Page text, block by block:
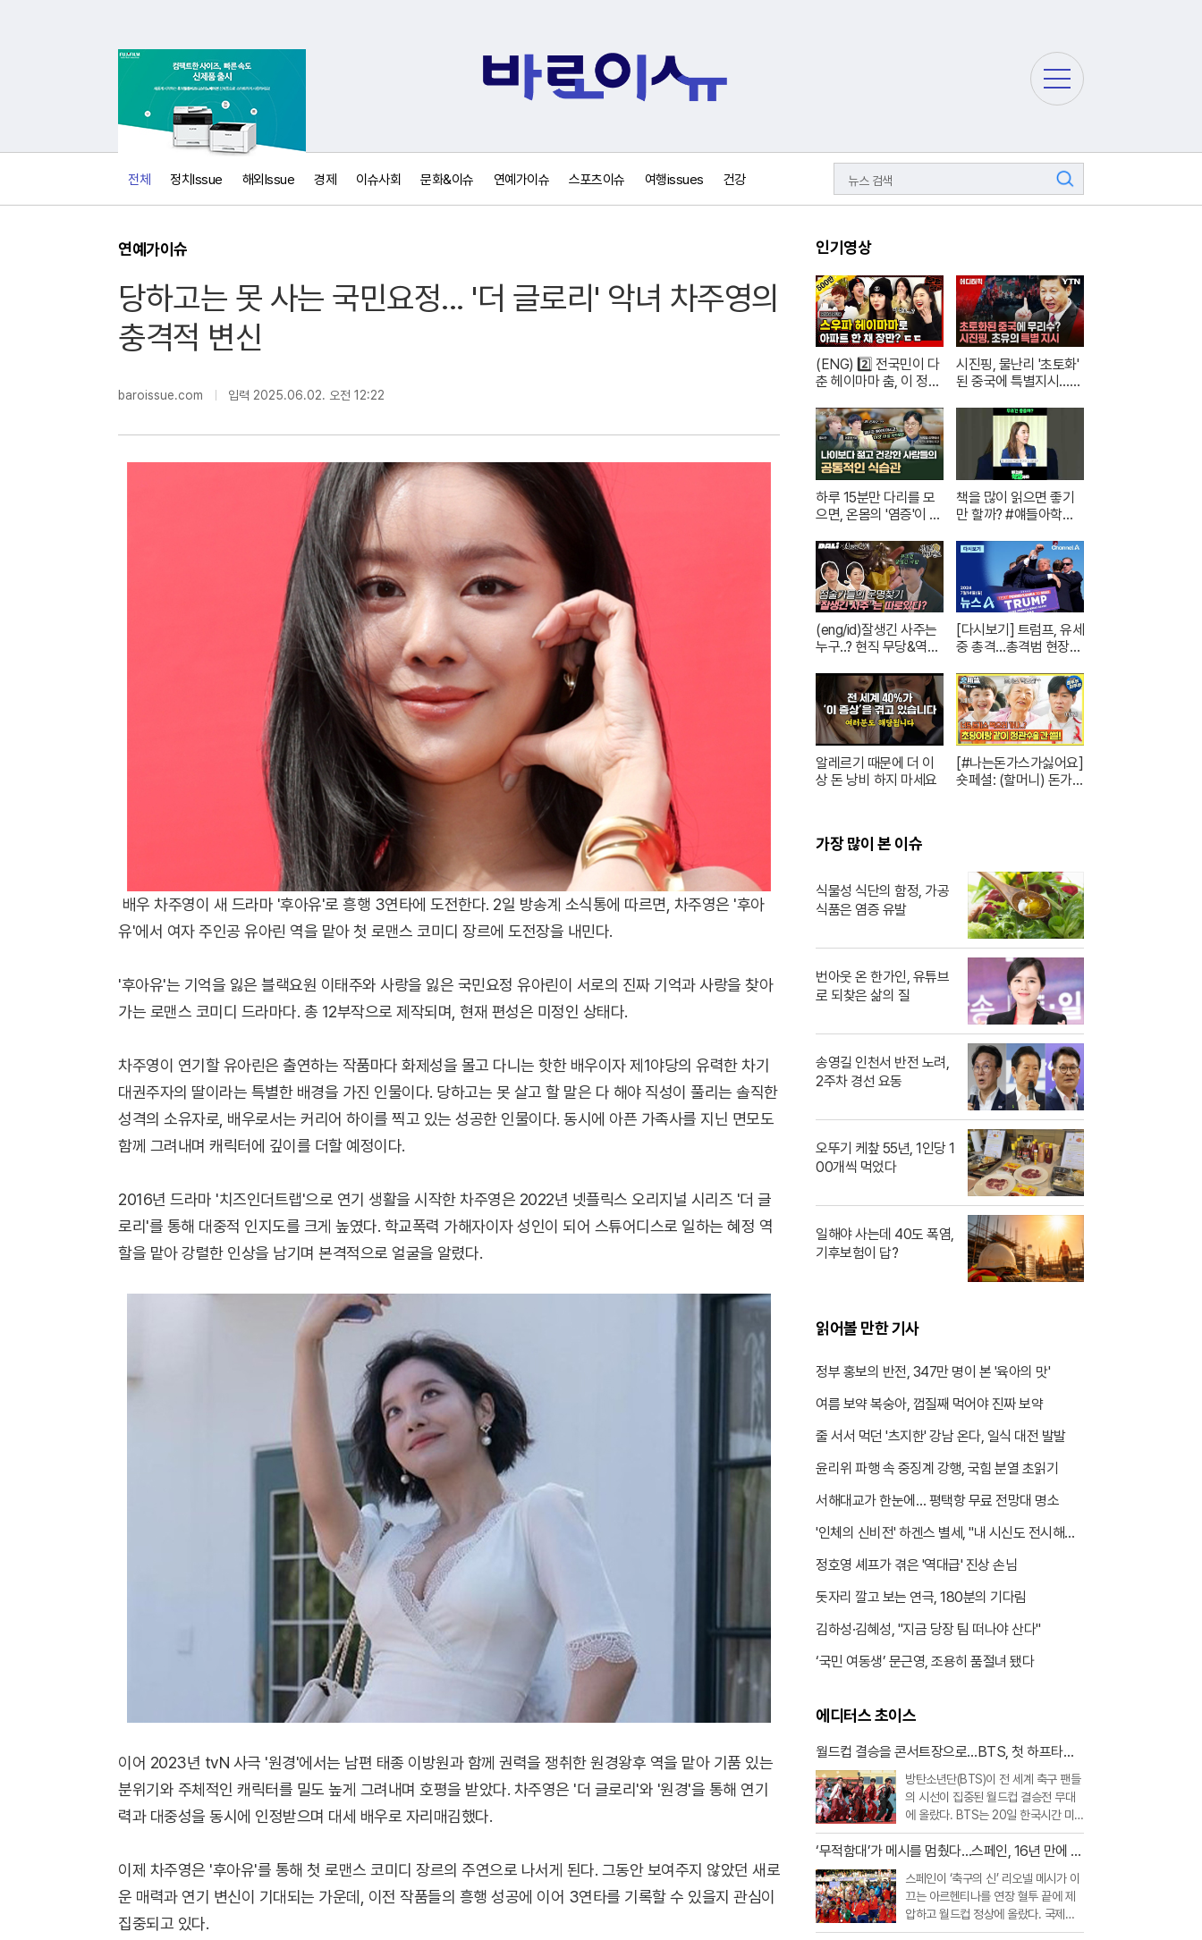
검
색
주
요
스
메
뉴
펼
전체 정치Issue 해외Issue 경제 이슈사회 문화&이슈 연예가이슈 스포츠이슈 여행issues 건강
연예가이슈
당하고는 못 사는 국민요정... '더 글로리' 악녀 차주영의
충격적 변신
baroissue.com 입력 2025.06.02. 오전 12:22
배우 차주영이 새 드라마 '후아유'로 흥행 3연타에 도전한다. 2일 방송계 소식통에 따르면, 차주영은 '후아
유'에서 여자 주인공 유아린 역을 맡아 첫 로맨스 코미디 장르에 도전장을 내민다.
'후아유'는 기억을 잃은 블랙요원 이태주와 사랑을 잃은 국민요정 유아린이 서로의 진짜 기억과 사랑을 찾아
가는 로맨스 코미디 드라마다. 총 12부작으로 제작되며, 현재 편성은 미정인 상태다.
차주영이 연기할 유아린은 출연하는 작품마다 화제성을 몰고 다니는 핫한 배우이자 제1야당의 유력한 차기
대권주자의 딸이라는 특별한 배경을 가진 인물이다. 당하고는 못 살고 할 말은 다 해야 직성이 풀리는 솔직한
성격의 소유자로, 배우로서는 커리어 하이를 찍고 있는 성공한 인물이다. 동시에 아픈 가족사를 지닌 면모도
함께 그려내며 캐릭터에 깊이를 더할 예정이다.
2016년 드라마 '치즈인더트랩'으로 연기 생활을 시작한 차주영은 2022년 넷플릭스 오리지널 시리즈 '더 글
로리'를 통해 대중적 인지도를 크게 높였다. 학교폭력 가해자이자 성인이 되어 스튜어디스로 일하는 혜정 역
할을 맡아 강렬한 인상을 남기며 본격적으로 얼굴을 알렸다.
이어 2023년 tvN 사극 '원경'에서는 남편 태종 이방원과 함께 권력을 쟁취한 원경왕후 역을 맡아 기품 있는
분위기와 주체적인 캐릭터를 밀도 높게 그려내며 호평을 받았다. 차주영은 '더 글로리'와 '원경'을 통해 연기
력과 대중성을 동시에 인정받으며 대세 배우로 자리매김했다.
이제 차주영은 '후아유'를 통해 첫 로맨스 코미디 장르의 주연으로 나서게 된다. 그동안 보여주지 않았던 새로
운 매력과 연기 변신이 기대되는 가운데, 이전 작품들의 흥행 성공에 이어 3연타를 기록할 수 있을지 관심이
집중되고 있다.
인기영상
(ENG) 2️⃣ 전국민이 다
춘 헤이마마 춤, 이 정도
트 한 채는 마련하셨겠
지? (순수한 궁금증) /
[문명특급 EP.222-2]
시진핑, 물난리 '초토화'
된 중국에 특별지시…여
재난방송은 YTN
하루 15분만 다리를 모
으면, 온몸의 '염증'이 사
재걸 X 줄리안 X 이주호
기자 [백년의 아침 1화 F
ULL]
책을 많이 읽으면 좋기
만 할까? #얘들아학교
로운초등생활
(eng/id)잘생긴 사주는
누구..? 현직 무당&역술
터리! | 신들린 비하인드
EP.01
[다시보기] 트럼프, 유세
중 총격…총격범 현장
일 뉴스A
알레르기 때문에 더 이
상 돈 낭비 하지 마세요
[#나는돈가스가싫어요]
숏페셜: (할머니) 돈가스
가장 많이 본 이슈
식물성 식단의 함정, 가공
식품은 염증 유발
번아웃 온 한가인, 유튜브
로 되찾은 삶의 질
송영길 인천서 반전 노려,
2주차 경선 요동
오뚜기 케챂 55년, 1인당 1
00개씩 먹었다
일해야 사는데 40도 폭염,
기후보험이 답?
읽어볼 만한 기사
정부 홍보의 반전, 347만 명이 본 '육아의 맛'
여름 보약 복숭아, 껍질째 먹어야 진짜 보약
줄 서서 먹던 '츠지한' 강남 온다, 일식 대전 발발
윤리위 파행 속 중징계 강행, 국힘 분열 초읽기
서해대교가 한눈에… 평택항 무료 전망대 명소
'인체의 신비전' 하겐스 별세, "내 시신도 전시해달
정호영 셰프가 겪은 '역대급' 진상 손님
돗자리 깔고 보는 연극, 180분의 기다림
김하성·김혜성, "지금 당장 팀 떠나야 산다"
‘국민 여동생’ 문근영, 조용히 품절녀 됐다
에디터스 초이스
월드컵 결승을 콘서트장으로…BTS, 첫 하프타임
쇼 찢었다
방탄소년단(BTS)이 전 세계 축구 팬들
의 시선이 집중된 월드컵 결승전 무대
에 올랐다. BTS는 20일 한국시간 미
국 뉴저지 메트라이프 스타디움에서 열
린 2026 FIFA 북중미 월드컵 스페인과
전체로 출연했다.이번 공연은 FIFA가
월드컵 결승전에 처음 도입한 공식 하
프타임 쇼라는 점
‘무적함대’가 메시를 멈췄다…스페인, 16년 만에 월
드컵 정상
스페인이 ‘축구의 신’ 리오넬 메시가 이
끄는 아르헨티나를 연장 혈투 끝에 제
압하고 월드컵 정상에 올랐다. 국제축
구연맹 FIFA 랭킹 1위 스페인은 20일